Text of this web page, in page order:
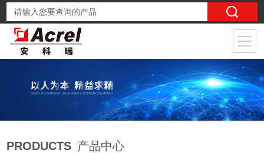
PRODUCTS 产品中心